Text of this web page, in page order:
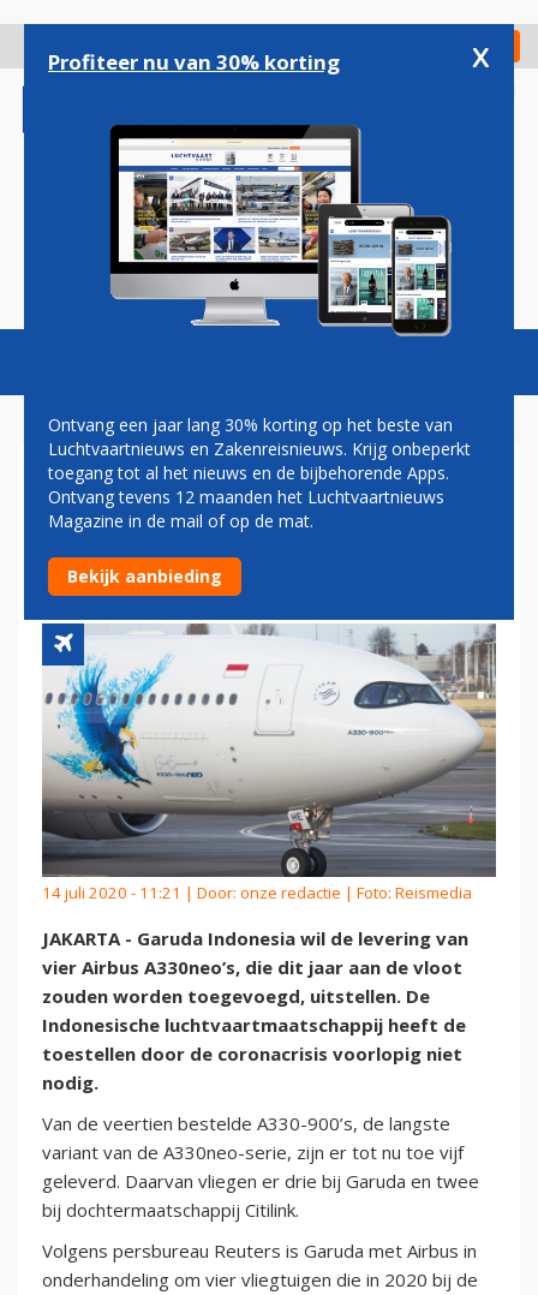
gaan
Check in
Magazine Podcasts Vacatures
'GARUDA INDONESIA WIL
LEVERING AIRBUS A330NEO'S
UITSTELLEN'
14 juli 2020 - 11:21 | Door: onze redactie | Foto: Reismedia
JAKARTA - Garuda Indonesia wil de levering van
vier Airbus A330neo’s, die dit jaar aan de vloot
zouden worden toegevoegd, uitstellen. De
Indonesische luchtvaartmaatschappij heeft de
toestellen door de coronacrisis voorlopig niet
nodig.
Van de veertien bestelde A330-900’s, de langste
variant van de A330neo-serie, zijn er tot nu toe vijf
geleverd. Daarvan vliegen er drie bij Garuda en twee
bij dochtermaatschappij Citilink.
Volgens persbureau Reuters is Garuda met Airbus in
onderhandeling om vier vliegtuigen die in 2020 bij de
Profiteer nu van 30% korting x
Ontvang een jaar lang 30% korting op het beste van
Luchtvaartnieuws en Zakenreisnieuws. Krijg onbeperkt
toegang tot al het nieuws en de bijbehorende Apps.
Ontvang tevens 12 maanden het Luchtvaartnieuws
Magazine in de mail of op de mat.
Bekijk aanbieding